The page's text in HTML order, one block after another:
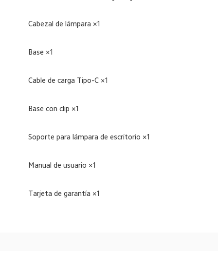
Cabezal de lámpara ×1
Base ×1
Cable de carga Tipo-C ×1
Base con clip ×1
Soporte para lámpara de escritorio ×1
Manual de usuario ×1
Tarjeta de garantía ×1